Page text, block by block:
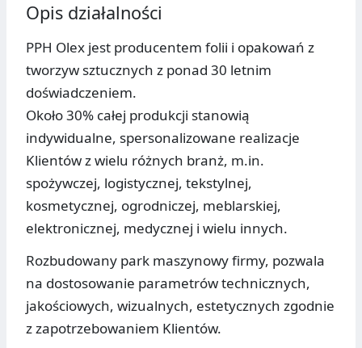
Opis działalności
PPH Olex jest producentem folii i opakowań z
tworzyw sztucznych z ponad 30 letnim
doświadczeniem.
Około 30% całej produkcji stanowią
indywidualne, spersonalizowane realizacje
Klientów z wielu różnych branż, m.in.
spożywczej, logistycznej, tekstylnej,
kosmetycznej, ogrodniczej, meblarskiej,
elektronicznej, medycznej i wielu innych.
Rozbudowany park maszynowy firmy, pozwala
na dostosowanie parametrów technicznych,
jakościowych, wizualnych, estetycznych zgodnie
z zapotrzebowaniem Klientów.